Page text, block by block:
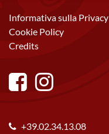
Informativa sulla Privacy
Cookie Policy
Credits
+39.02.34.13.08